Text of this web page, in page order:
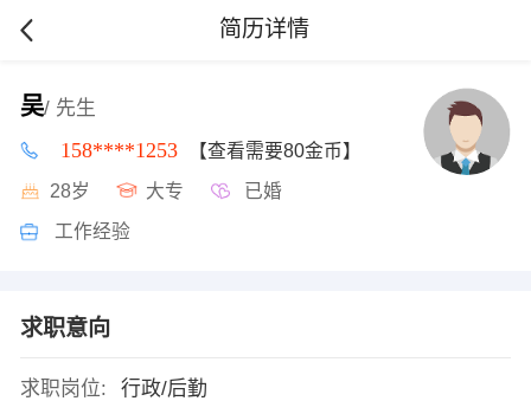
简历详情
吴/ 先生
158****1253 【查看需要80金币】
28岁 大专 已婚
工作经验
求职意向
求职岗位:
行政/后勤